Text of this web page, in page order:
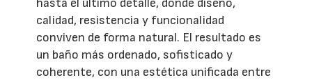
calidad, resistencia y funcionalidad
conviven de forma natural. El resultado es
un baño más ordenado, sofisticado y
coherente, con una estética unificada entre